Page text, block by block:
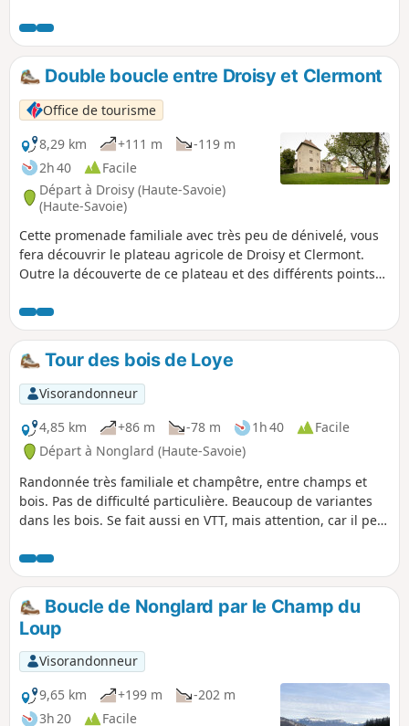
possible de faire un itinéraire balisé "le tour de la
montagne du Sapenay", qui n'utilise pas cependant la
partie surplombant directement le lac.
Double boucle entre Droisy et Clermont
Office de tourisme
8,29 km
+111 m
-119 m
2h 40
Facile
Départ à Droisy (Haute-Savoie)
(Haute-Savoie)
Cette promenade familiale avec très peu de dénivelé, vous
fera découvrir le plateau agricole de Droisy et Clermont.
Outre la découverte de ce plateau et des différents points
Blanc, cette randonnée est l'occasion de visiter le Château
de Clermont (XVIe siècle).
Tour des bois de Loye
Visorandonneur
4,85 km
+86 m -78 m 1h 40
Facile
Départ à Nonglard (Haute-Savoie)
Randonnée très familiale et champêtre, entre champs et
bois. Pas de difficulté particulière. Beaucoup de variantes
dans les bois. Se fait aussi en VTT, mais attention, car il peut
d'Âge, sur la Mandallaz et la Montagne du Gros Foug qui
nous sépare de la vallée du Rhône.
Boucle de Nonglard par le Champ du
Loup
Visorandonneur
9,65 km
+199 m
-202 m
3h 20
Facile